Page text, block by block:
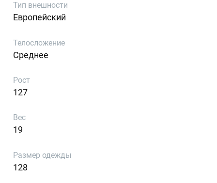
Тип внешности
Европейский
Телосложение
Среднее
Рост
127
Вес
19
Размер одежды
128